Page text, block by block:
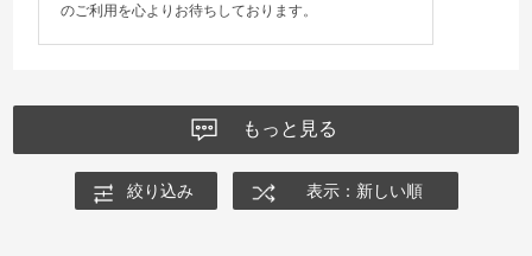
のご利用を心よりお待ちしております。
もっと見る
絞り込み 表示：新しい順